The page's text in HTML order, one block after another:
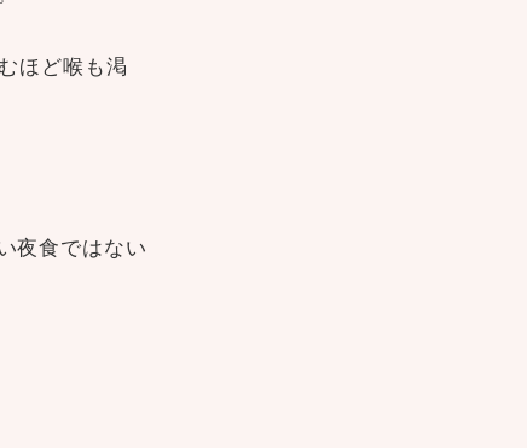
ほど喉も渇
夜食ではない